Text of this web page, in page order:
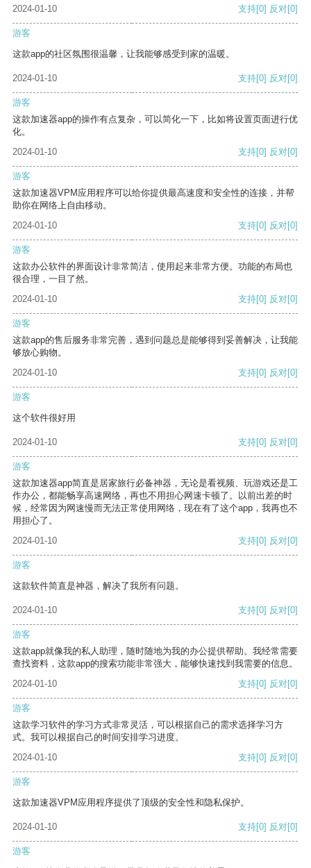
2024-01-10 支持[0] 反对[0]
游客
这款app的社区氛围很温馨，让我能够感受到家的温暖。
2024-01-10 支持[0] 反对[0]
游客
这款加速器app的操作有点复杂，可以简化一下，比如将设置页面进行优
化。
2024-01-10
支持[0] 反对[0]
游客
这款加速器VPM应用程序可以给你提供最高速度和安全性的连接，并帮
助你在网络上自由移动。
2024-01-10
支持[0] 反对[0]
游客
这款办公软件的界面设计非常简洁，使用起来非常方便。功能的布局也
很合理，一目了然。
2024-01-10
支持[0] 反对[0]
游客
这款app的售后服务非常完善，遇到问题总是能够得到妥善解决，让我能
够放心购物。
2024-01-10
支持[0] 反对[0]
游客
这个软件很好用
2024-01-10 支持[0] 反对[0]
游客
这款加速器app简直是居家旅行必备神器，无论是看视频、玩游戏还是工
作办公，都能畅享高速网络，再也不用担心网速卡顿了。以前出差的时
候，经常因为网速慢而无法正常使用网络，现在有了这个app，我再也不
用担心了。
2024-01-10
支持[0] 反对[0]
游客
这款软件简直是神器，解决了我所有问题。
2024-01-10 支持[0] 反对[0]
游客
这款app就像我的私人助理，随时随地为我的办公提供帮助。我经常需要
查找资料，这款app的搜索功能非常强大，能够快速找到我需要的信息。
2024-01-10
支持[0] 反对[0]
游客
这款学习软件的学习方式非常灵活，可以根据自己的需求选择学习方
式。我可以根据自己的时间安排学习进度。
2024-01-10
支持[0] 反对[0]
游客
这款加速器VPM应用程序提供了顶级的安全性和隐私保护。
2024-01-10 支持[0] 反对[0]
游客